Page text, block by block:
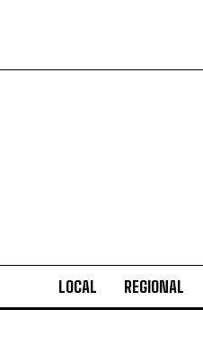
LOCAL REGIONAL